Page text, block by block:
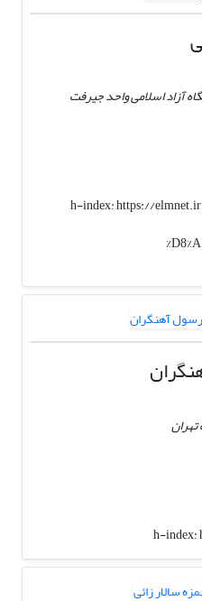
آزاد اسلامی واحد جیرفت
h-index:https://elmnet.ir/
h-index: